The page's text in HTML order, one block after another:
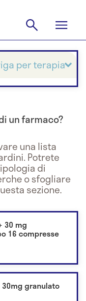
un farmaco?
una lista
Potrete
di
o sfogliare
sezione.
30 mg
16 compresse
30mg granulato
per terapia